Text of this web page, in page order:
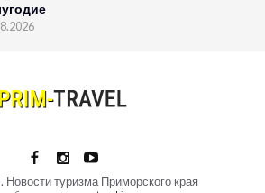
туризма Приморского края